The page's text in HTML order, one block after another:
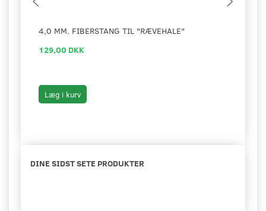
4,0 MM. FIBERSTANG TIL "RÆVEHALE"
129,00 DKK
Læg i kurv
DINE SIDST SETE PRODUKTER